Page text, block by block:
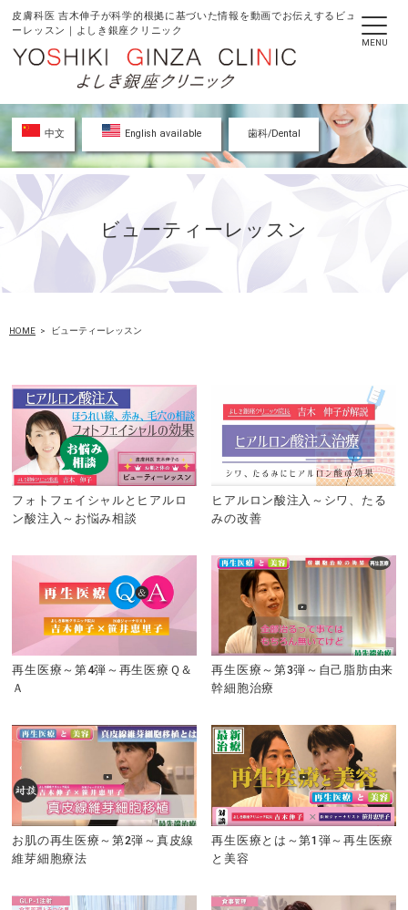
皮膚科医 吉木伸子が科学的根拠に基づいた情報を動画でお伝えするビューティ
ーレッスン｜よしき銀座クリニック
中文 English available 歯科/Dental
ビューティーレッスン
HOME ビューティーレッスン
フォトフェイシャルとヒアルロ
ン酸注入～お悩み相談
ヒアルロン酸注入～シワ、たる
みの改善
再生医療～第4弾～再生医療Ｑ＆
Ａ
再生医療～第3弾～自己脂肪由来
幹細胞治療
お肌の再生医療～第2弾～真皮線
維芽細胞療法
再生医療とは～第1弾～再生医療
と美容
MENU